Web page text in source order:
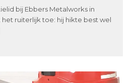
bij Ebbers Metalworks in
ruiterlijk toe: hij hikte best wel